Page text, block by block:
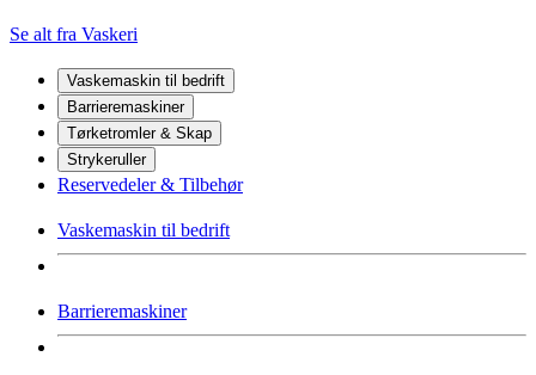
Se alt fra Vaskeri
Vaskemaskin til bedrift
Barrieremaskiner
Tørketromler & Skap
Strykeruller
Reservedeler & Tilbehør
Vaskemaskin til bedrift
Barrieremaskiner